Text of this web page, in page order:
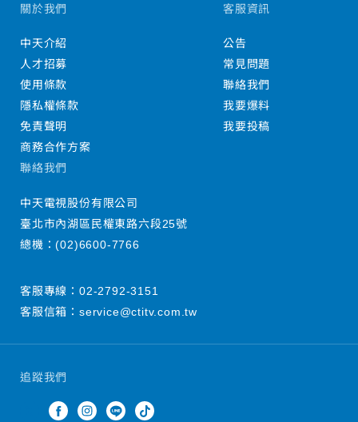
追蹤我們
關於我們
中天介紹
人才招募
使用條款
隱私權條款
免責聲明
商務合作方案
客服資訊
公告
常見問題
聯絡我們
我要爆料
我要投稿
聯絡我們
中天電視股份有限公司
臺北市內湖區民權東路六段25號
總機：(02)6600-7766
客服專線： 02-2792-3151
客服信箱： service@ctitv.com.tw